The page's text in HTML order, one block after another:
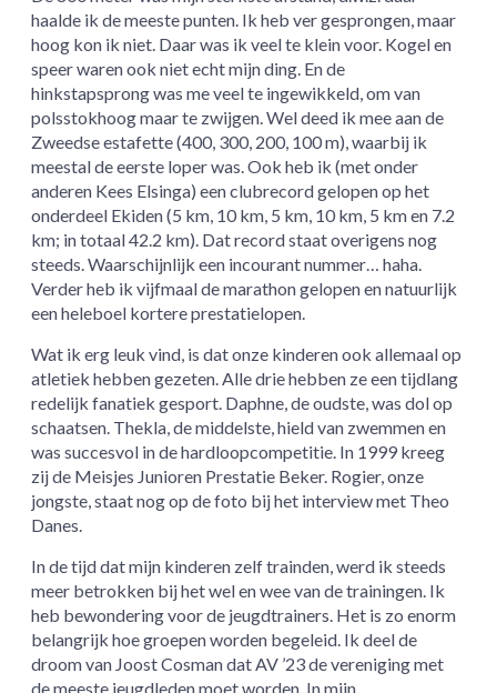
haalde ik de meeste punten. Ik heb ver gesprongen, maar
hoog kon ik niet. Daar was ik veel te klein voor. Kogel en
speer waren ook niet echt mijn ding. En de
hinkstapsprong was me veel te ingewikkeld, om van
polsstokhoog maar te zwijgen. Wel deed ik mee aan de
Zweedse estafette (400, 300, 200, 100 m), waarbij ik
meestal de eerste loper was. Ook heb ik (met onder
anderen Kees Elsinga) een clubrecord gelopen op het
onderdeel Ekiden (5 km, 10 km, 5 km, 10 km, 5 km en 7.2
km; in totaal 42.2 km). Dat record staat overigens nog
steeds. Waarschijnlijk een incourant nummer… haha.
Verder heb ik vijfmaal de marathon gelopen en natuurlijk
een heleboel kortere prestatielopen.
Wat ik erg leuk vind, is dat onze kinderen ook allemaal op
atletiek hebben gezeten. Alle drie hebben ze een tijdlang
redelijk fanatiek gesport. Daphne, de oudste, was dol op
schaatsen. Thekla, de middelste, hield van zwemmen en
was succesvol in de hardloopcompetitie. In 1999 kreeg
zij de Meisjes Junioren Prestatie Beker. Rogier, onze
jongste, staat nog op de foto bij het interview met Theo
Danes.
In de tijd dat mijn kinderen zelf trainden, werd ik steeds
meer betrokken bij het wel en wee van de trainingen. Ik
heb bewondering voor de jeugdtrainers. Het is zo enorm
belangrijk hoe groepen worden begeleid. Ik deel de
droom van Joost Cosman dat AV ’23 de vereniging met
de meeste jeugdleden moet worden. In mijn